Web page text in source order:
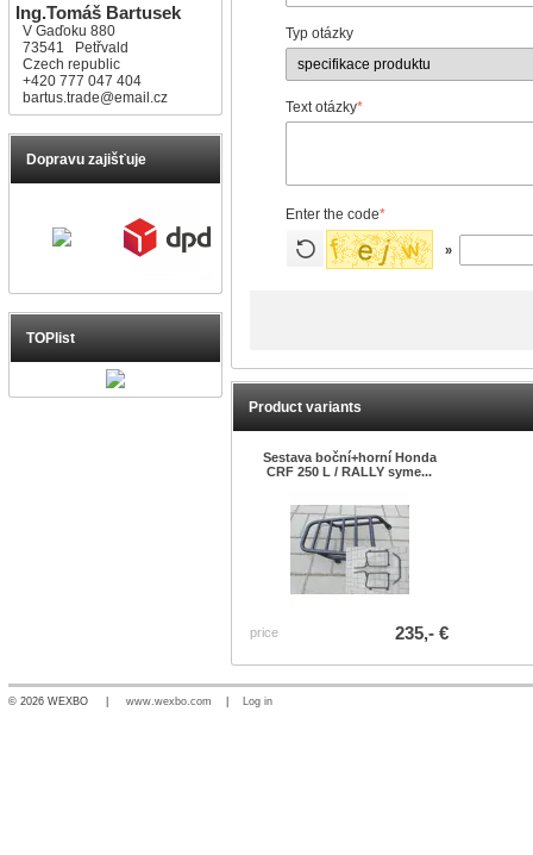
Ing.Tomáš Bartusek
V Gaďoku 880
73541 Petřvald
Czech republic
+420 777 047 404
bartus.trade@email.cz
Dopravu zajišťuje
TOPlist
Typ otázky
Text otázky*
Enter the code*
»
Product variants
Sestava boční+horní Honda
CRF 250 L / RALLY syme...
price 235,- €
© 2026 WEXBO | www.wexbo.com Log in